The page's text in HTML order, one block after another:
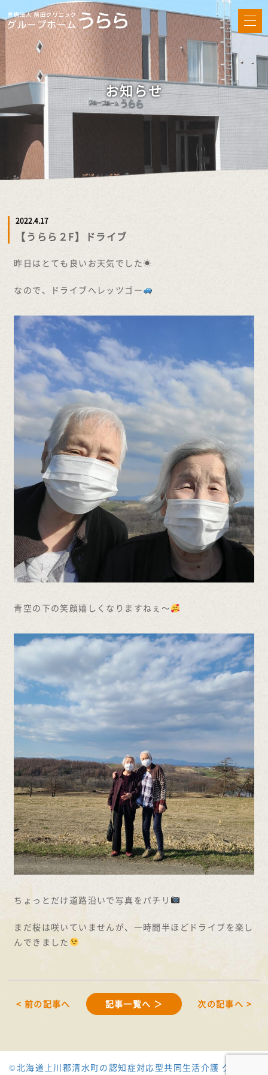
お知らせ
2022.4.17
【うらら２F】ドライブ
昨日はとても良いお天気でした☀
なので、ドライブへレッツゴー
青空の下の笑顔嬉しくなりますねぇ～
ちょっとだけ道路沿いで写真をパチリ
まだ桜は咲いていませんが、一時間半ほどドライブを楽し
んできました
< 前の記事へ 記事一覧へ ＞ 次の記事へ >
©北海道上川郡清水町の認知症対応型共同生活介護 グループ